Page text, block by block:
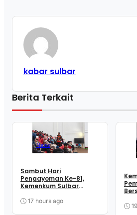
kabar sulbar
Berita Terkait
News
Sambut Hari
Pengayoman Ke-81,
Kemenkum Sulbar
Melalui Sosialisasi
17 hours ago